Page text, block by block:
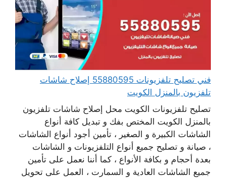
فني تصليح تلفزيونات 55880595 إصلاح شاشات
تلفزيون بالمنزل الكويت
تصليح تلفزيونات الكويت محل إصلاح شاشات تلفزيون
بالمنزل الكويت المختص بفك و تبديل كافة أنواع
الشاشات الكبيرة و الصغير ، تأمين أجود أنواع الشاشات
، صيانة و تصليح جميع أنواع التلفزيونات و الشاشات
بعدة أحجام و بكافة الأنواع ، كما أننا نعمل على تأمين
جميع الشاشات العادية و السمارت ، العمل على تحويل